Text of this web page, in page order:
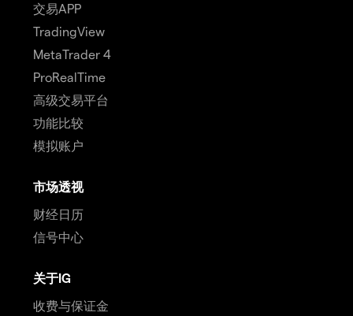
交易APP
TradingView
MetaTrader 4
ProRealTime
高级交易平台
功能比较
模拟账户
市场透视
财经日历
信号中心
关于IG
收费与保证金